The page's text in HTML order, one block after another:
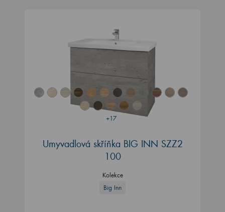
+17
Umyvadlová skříňka BIG INN SZZ2
100
Kolekce
Big Inn